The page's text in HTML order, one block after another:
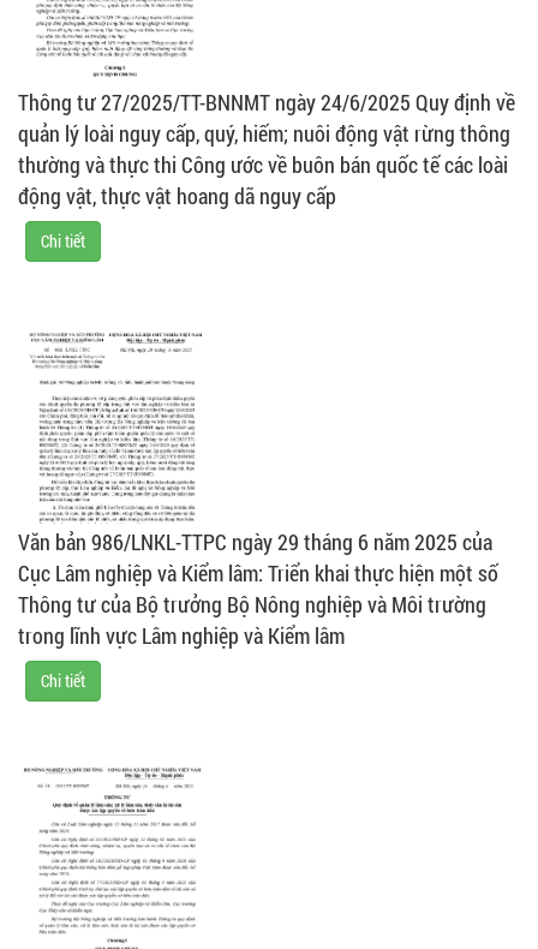
Thông tư 27/2025/TT-BNNMT ngày 24/6/2025 Quy định về
quản lý loài nguy cấp, quý, hiếm; nuôi động vật rừng thông
thường và thực thi Công ước về buôn bán quốc tế các loài
động vật, thực vật hoang dã nguy cấp
Chi tiết
Văn bản 986/LNKL-TTPC ngày 29 tháng 6 năm 2025 của
Cục Lâm nghiệp và Kiểm lâm: Triển khai thực hiện một số
Thông tư của Bộ trưởng Bộ Nông nghiệp và Môi trường
trong lĩnh vực Lâm nghiệp và Kiểm lâm
Chi tiết